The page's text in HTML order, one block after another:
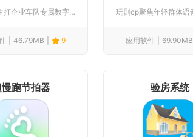
企服加油主打企业车队专属数字化加油与用油全流程管理服务，主要...
46.79MB 9 应用软件 69.90MB
慢跑节拍器 验房系统